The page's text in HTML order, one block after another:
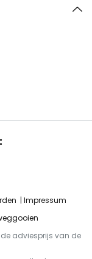
Impressum
adviesprijs van de